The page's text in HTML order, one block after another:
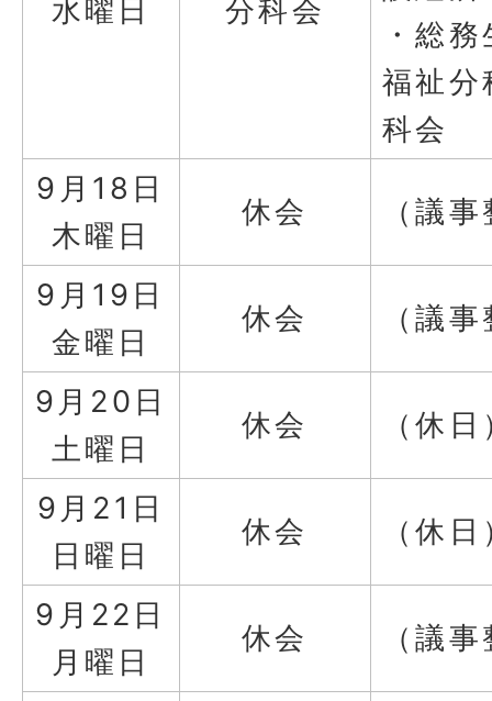
水曜日 分科会
・総
福祉分
科会
9月18日
木曜日
休会 （議
9月19日
金曜日
休会 （議
9月20日
土曜日
休会 （休
9月21日
日曜日
休会 （休
9月22日
月曜日
休会 （議